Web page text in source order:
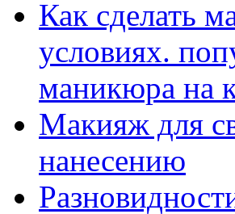
Как сделать
условиях.
маникюра на
Макияж для
нанесению